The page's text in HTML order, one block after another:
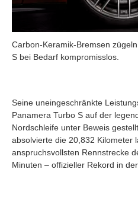
Carbon-Keramik-Bremsen
S bei Bedarf kompromisslos.
Seine uneingeschränkte
Panamera Turbo S auf der
Nordschleife unter Beweis
absolvierte die 20,832 Kilometer
anspruchsvollsten Rennstrecke
Minuten – offizieller Rekord in